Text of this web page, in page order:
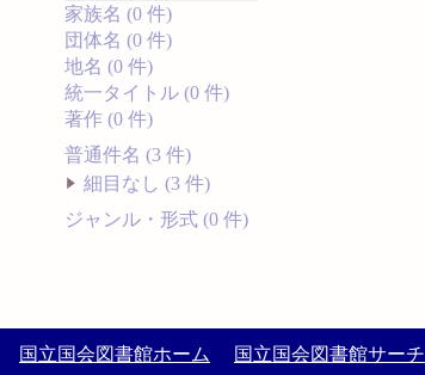
家族名 (0 件)
団体名 (0 件)
地名 (0 件)
統一タイトル (0 件)
著作 (0 件)
普通件名 (3 件)
細目なし (3 件)
ジャンル・形式 (0 件)
国立国会図書館ホーム 国立国会図書館サーチ